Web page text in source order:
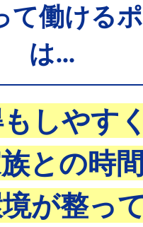
て働ける
は…
しやす
との時
が整っ